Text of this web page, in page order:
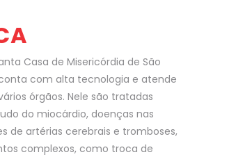
Casa de Misericórdia de São
com alta tecnologia e atende
órgãos. Nele são tratadas
do miocárdio, doenças nas
de artérias cerebrais e tromboses,
complexos, como troca de